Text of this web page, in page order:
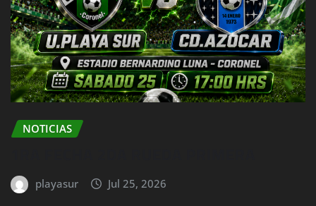
NOTICIAS
playasur Jul 25, 2026